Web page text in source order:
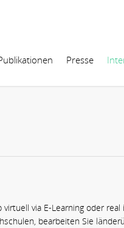
Presse
via E-Learning oder real
bearbeiten Sie